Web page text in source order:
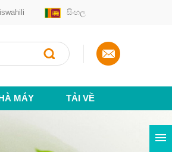
සිංහල
MÁY TẢI VỀ